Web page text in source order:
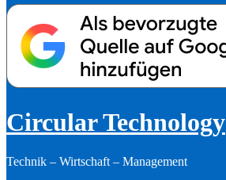
Circular Technology
Technik – Wirtschaft – Management